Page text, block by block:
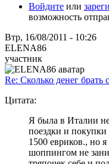
Войдите или
возможность
Втр, 16/08/2011 - 10:26
ELENA86
участник
Re: Сколько денег
Цитата:
Я была в Италии
поездки и
1500 евриков., но
шоппингом не